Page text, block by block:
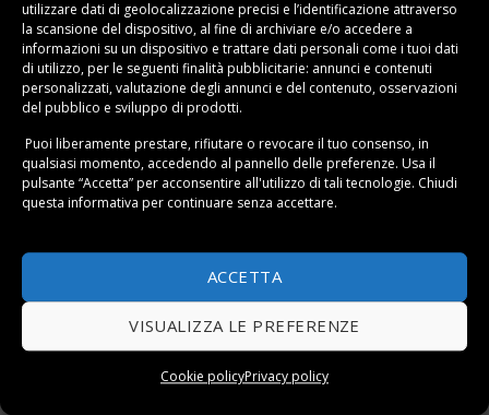
utilizzare dati di geolocalizzazione precisi e l’identificazione attraverso
la scansione del dispositivo, al fine di archiviare e/o accedere a
informazioni su un dispositivo e trattare dati personali come i tuoi dati
di utilizzo, per le seguenti finalità pubblicitarie: annunci e contenuti
personalizzati, valutazione degli annunci e del contenuto, osservazioni
del pubblico e sviluppo di prodotti.
Puoi liberamente prestare, rifiutare o revocare il tuo consenso, in
qualsiasi momento, accedendo al pannello delle preferenze. Usa il
pulsante “Accetta” per acconsentire all'utilizzo di tali tecnologie. Chiudi
questa informativa per continuare senza accettare.
ACCETTA
VISUALIZZA LE PREFERENZE
Cookie policyPrivacy policy
Manutenzione: richiedono una manutenzione
regolare per garantire il corretto funzionamento. Il
compressore e gli altri componenti devono essere
controllati e puliti regolarmente per evitare guasti e
garantire l’efficienza energetica.
I condizionatori d’aria inverter sono un’opzione
efficiente per il raffreddamento di case e uffici.
poca energia e funzionano a un livello di rumorosità
basso. Hanno una durata maggiore e sono rispettosi
dell’ambiente: sebbene richiedano un’installazione
professionale e una manutenzione regolare, la loro
efficienza energetica si traduce in bollette elettriche più